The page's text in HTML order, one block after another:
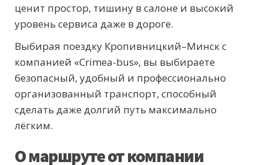
ценит простор, тишину в салоне и высокий
уровень сервиса даже в дороге.
Выбирая поездку Кропивницкий–Минск с
компанией «Crimea-bus», вы выбираете
безопасный, удобный и профессионально
организованный транспорт, способный
сделать даже долгий путь максимально
лёгким.
О маршруте от компании